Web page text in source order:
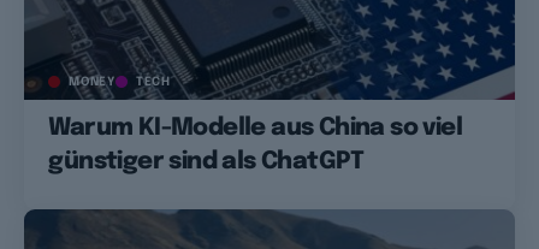
MONEY TECH
Warum KI-Modelle aus China so viel
günstiger sind als ChatGPT